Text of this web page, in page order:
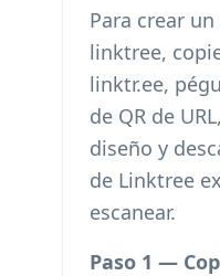
Para crear
linktree,
linktr.ee,
de QR de
diseño y
de Linktree
escanear.
Paso 1 —